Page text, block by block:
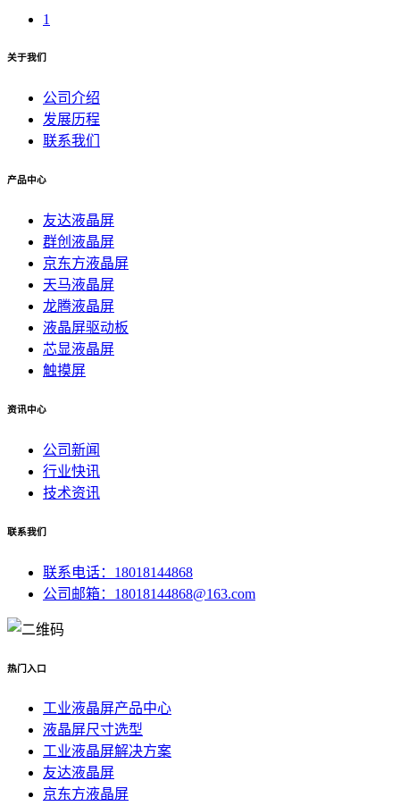
1
关于我们
公司介绍
发展历程
联系我们
产品中心
友达液晶屏
群创液晶屏
京东方液晶屏
天马液晶屏
龙腾液晶屏
液晶屏驱动板
芯显液晶屏
触摸屏
资讯中心
公司新闻
行业快讯
技术资讯
联系我们
联系电话：18018144868
公司邮箱：18018144868@163.com
热门入口
工业液晶屏产品中心
液晶屏尺寸选型
工业液晶屏解决方案
友达液晶屏
京东方液晶屏